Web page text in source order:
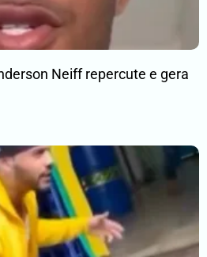
Neiff repercute e gera